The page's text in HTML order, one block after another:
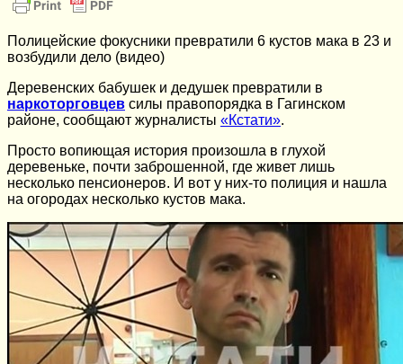
Полицейские фокусники превратили 6 кустов мака в 23 и
возбудили дело (видео)
Деревенских бабушек и дедушек превратили в
наркоторговцев силы правопорядка в Гагинском
районе, сообщают журналисты «Кстати».
Просто вопиющая история произошла в глухой
деревеньке, почти заброшенной, где живет лишь
несколько пенсионеров. И вот у них-то полиция и нашла
на огородах несколько кустов мака.